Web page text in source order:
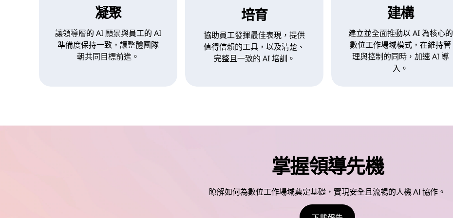
凝聚
讓領導層的 AI 願景與員工的 AI
準備度保持一致，讓整體團隊
朝共同目標前進。
培育
協助員工發揮最佳表現，提供
值得信賴的工具，以及清楚、
完整且一致的 AI 培訓。
建構
建立並全面推動以 AI 為核心的
數位工作場域模式，在維持管
理與控制的同時，加速 AI 導
入。
掌握領導先機
瞭解如何為數位工作場域奠定基礎，實現安全且流暢的人機 AI 協作。